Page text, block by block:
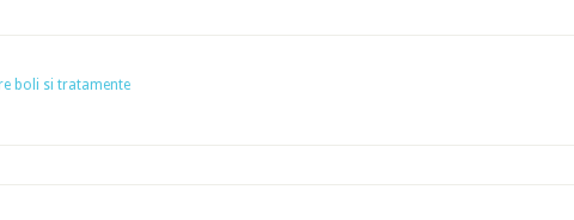
boli si tratamente